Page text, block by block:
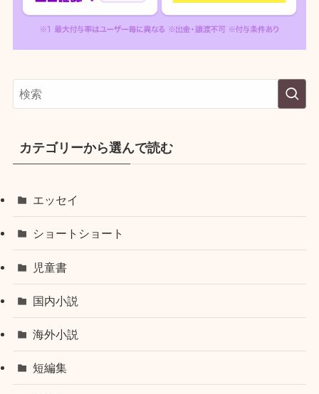
カテゴリーから選んで読む
エッセイ
ショートショート
児童書
国内小説
海外小説
短編集